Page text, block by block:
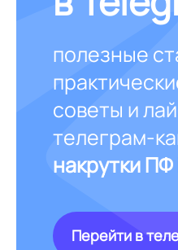
полезные
советы и
телеграм-
накрутки
Перейти в